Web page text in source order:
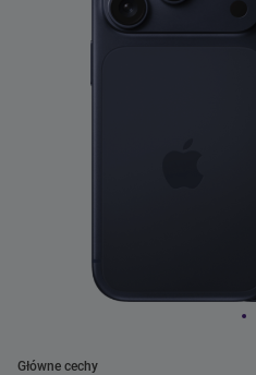
Główne cechy